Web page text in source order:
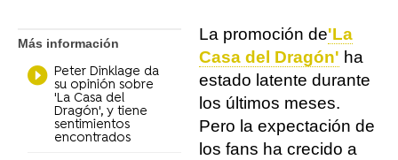
Más información
Peter Dinklage da
su opinión sobre
'La Casa del
Dragón', y tiene
sentimientos
encontrados
La promoción de'La
Casa del Dragón' ha
estado latente durante
los últimos meses.
Pero la expectación de
los fans ha crecido a